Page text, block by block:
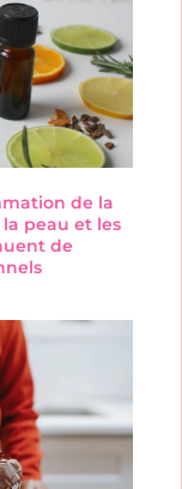
de la
peau et les
de